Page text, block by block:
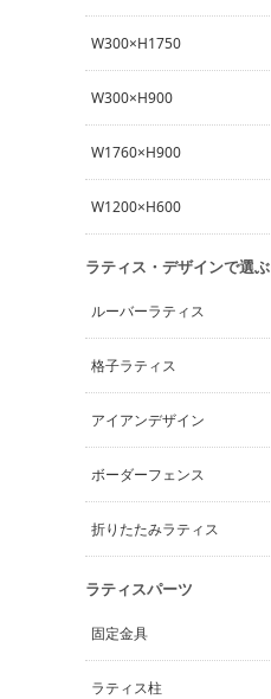
W300×H1750
W300×H900
W1760×H900
W1200×H600
ラティス・デザインで選ぶ
ルーバーラティス
格子ラティス
アイアンデザイン
ボーダーフェンス
折りたたみラティス
ラティスパーツ
固定金具
ラティス柱